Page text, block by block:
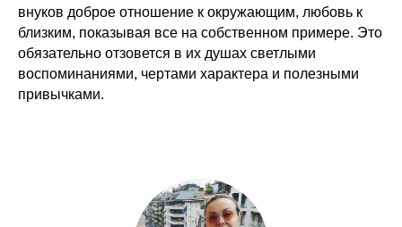
внуков доброе отношение к окружающим, любовь к
близким, показывая все на собственном примере. Это
обязательно отзовется в их душах светлыми
воспоминаниями, чертами характера и полезными
привычками.